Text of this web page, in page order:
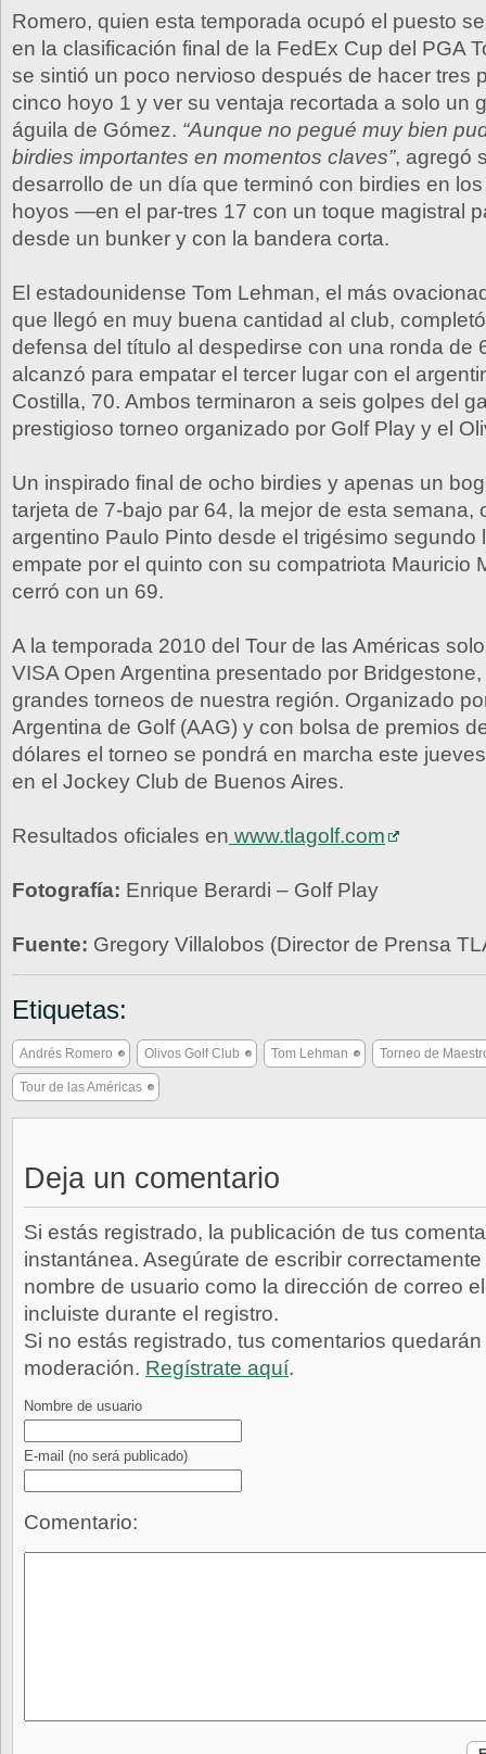
Romero, quien esta temporada ocupó el puesto
en la clasificación final de la FedEx Cup del PGA
se sintió un poco nervioso después de hacer tres
cinco hoyo 1 y ver su ventaja recortada a solo un
águila de Gómez. “Aunque no pegué muy bien
birdies importantes en momentos claves”, agregó
desarrollo de un día que terminó con birdies en
hoyos —en el par-tres 17 con un toque magistral
desde un bunker y con la bandera corta.
El estadounidense Tom Lehman, el más
que llegó en muy buena cantidad al club,
defensa del título al despedirse con una ronda de
alcanzó para empatar el tercer lugar con el
Costilla, 70. Ambos terminaron a seis golpes del
prestigioso torneo organizado por Golf Play y el
Un inspirado final de ocho birdies y apenas un
tarjeta de 7-bajo par 64, la mejor de esta semana,
argentino Paulo Pinto desde el trigésimo segundo
empate por el quinto con su compatriota Mauricio
cerró con un 69.
A la temporada 2010 del Tour de las Américas
VISA Open Argentina presentado por
grandes torneos de nuestra región. Organizado
Argentina de Golf (AAG) y con bolsa de premios
dólares el torneo se pondrá en marcha este
en el Jockey Club de Buenos Aires.
Resultados oficiales en www.tlagolf.com
Fotografía: Enrique Berardi – Golf Play
Fuente: Gregory Villalobos (Director de Prensa
Etiquetas:
Andrés Romero Olivos Golf Club Tom Lehman Torneo de
Tour de las Américas
Deja un comentario
Si estás registrado, la publicación de tus
instantánea. Asegúrate de escribir
nombre de usuario como la dirección de correo
incluiste durante el registro.
Si no estás registrado, tus comentarios
moderación. Regístrate aquí.
Nombre de usuario
E-mail (no será publicado)
Comentario: